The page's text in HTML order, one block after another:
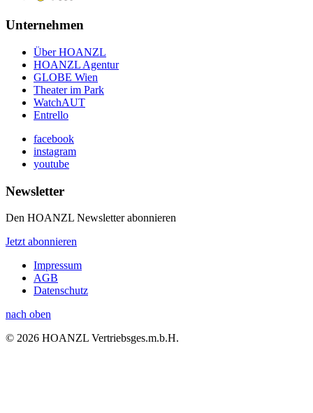
Unternehmen
Über HOANZL
HOANZL Agentur
GLOBE Wien
Theater im Park
WatchAUT
Entrello
facebook
instagram
youtube
Newsletter
Den HOANZL Newsletter abonnieren
Jetzt abonnieren
Impressum
AGB
Datenschutz
nach oben
© 2026 HOANZL Vertriebsges.m.b.H.